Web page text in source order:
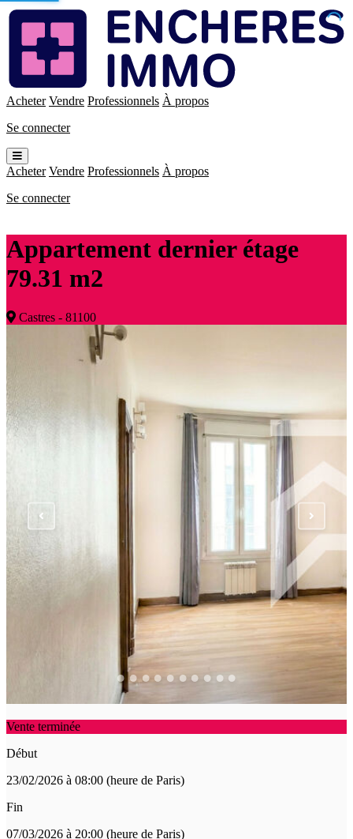
Enchères
Immo
Acheter Vendre Professionnels À propos
Se connecter
Ouvrir
le
menu
Acheter Vendre Professionnels À propos
Se connecter
Appartement dernier étage
79.31 m2
Castres - 81100
Vente terminée
Début
23/02/2026 à 08:00 (heure de Paris)
Fin
07/03/2026 à 20:00 (heure de Paris)